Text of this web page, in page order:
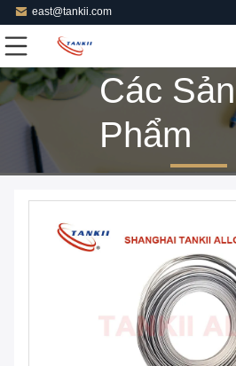
east@tankii.com
Các Sản
Phẩm